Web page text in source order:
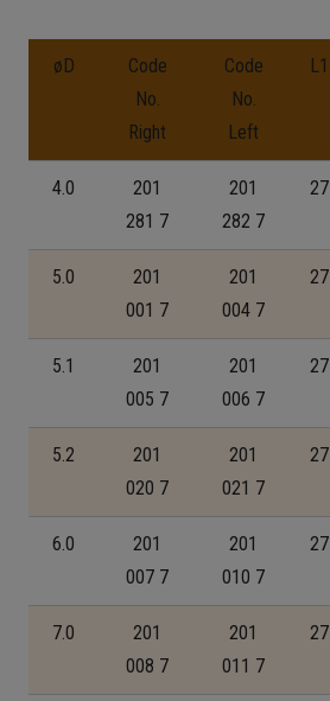
øD
Code
No.
Right
Code
No.
Left
L1
4.0
201
281 7
201
282 7
27
5.0
201
001 7
201
004 7
27
5.1
201
005 7
201
006 7
27
5.2
201
020 7
201
021 7
27
6.0
201
007 7
201
010 7
27
7.0
201
008 7
201
011 7
27